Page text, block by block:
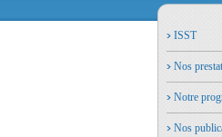
ISST
Nos
Notre
Nos